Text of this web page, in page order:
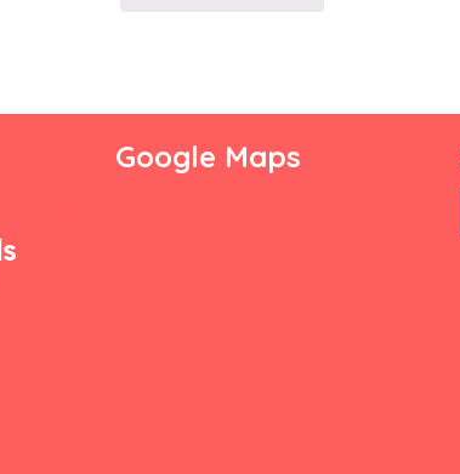
Google Maps